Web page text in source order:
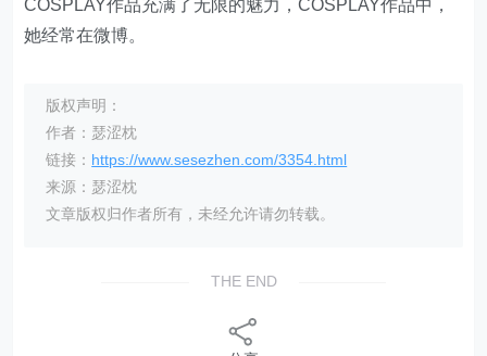
COSPLAY作品充满了无限的魅力，COSPLAY作品中，
她经常在微博。
版权声明：
作者：瑟涩枕
链接： https://www.sesezhen.com/3354.html
来源：瑟涩枕
文章版权归作者所有，未经允许请勿转载。
THE END